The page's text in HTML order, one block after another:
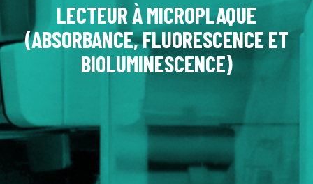
LECTEUR À MICROPLAQUE
(ABSORBANCE, FLUORESCENCE ET
BIOLUMINESCENCE)